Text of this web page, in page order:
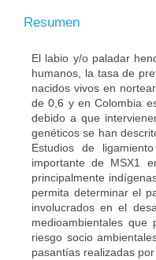
Resumen
El labio y/o paladar
humanos, la tasa de
nacidos vivos en
de 0,6 y en Colombia
debido a que
genéticos se han
Estudios de
importante de MSX1
principalmente
permita determinar el
involucrados en el
medioambientales
riesgo socio
pasantías realizadas